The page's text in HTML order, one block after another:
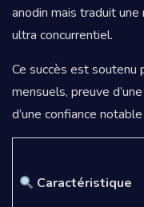
anodin mais traduit
ultra concurrentiel.
Ce succès est
mensuels, preuve
d’une confiance
Caractéristique